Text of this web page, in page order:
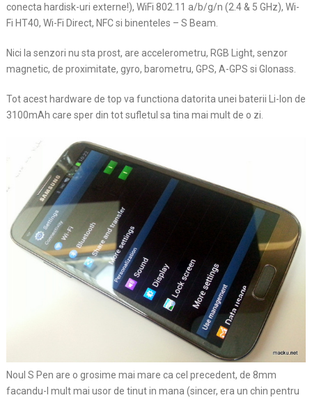
conecta hardisk-uri externe!), WiFi 802.11 a/b/g/n (2.4 & 5 GHz), Wi-
Fi HT40, Wi-Fi Direct, NFC si binenteles – S Beam.
Nici la senzori nu sta prost, are accelerometru, RGB Light, senzor
magnetic, de proximitate, gyro, barometru, GPS, A-GPS si Glonass.
Tot acest hardware de top va functiona datorita unei baterii Li-Ion de
3100mAh care sper din tot sufletul sa tina mai mult de o zi.
Noul S Pen are o grosime mai mare ca cel precedent, de 8mm
facandu-l mult mai usor de tinut in mana (sincer, era un chin pentru